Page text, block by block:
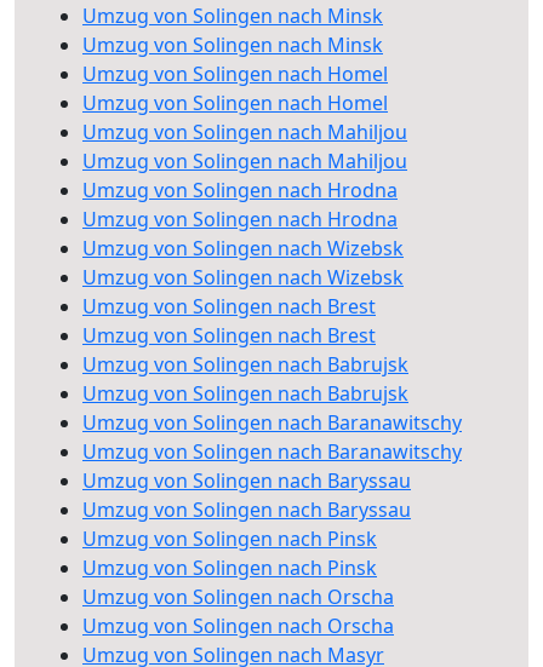
Umzug von Solingen nach Minsk
Umzug von Solingen nach Minsk
Umzug von Solingen nach Homel
Umzug von Solingen nach Homel
Umzug von Solingen nach Mahiljou
Umzug von Solingen nach Mahiljou
Umzug von Solingen nach Hrodna
Umzug von Solingen nach Hrodna
Umzug von Solingen nach Wizebsk
Umzug von Solingen nach Wizebsk
Umzug von Solingen nach Brest
Umzug von Solingen nach Brest
Umzug von Solingen nach Babrujsk
Umzug von Solingen nach Babrujsk
Umzug von Solingen nach Baranawitschy
Umzug von Solingen nach Baranawitschy
Umzug von Solingen nach Baryssau
Umzug von Solingen nach Baryssau
Umzug von Solingen nach Pinsk
Umzug von Solingen nach Pinsk
Umzug von Solingen nach Orscha
Umzug von Solingen nach Orscha
Umzug von Solingen nach Masyr